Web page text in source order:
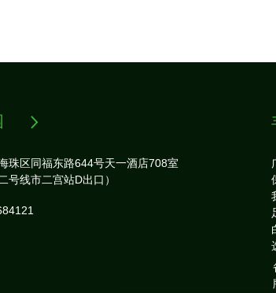

珠区同福东路644号天一酒店708室
号线市二‬宫站D出口）